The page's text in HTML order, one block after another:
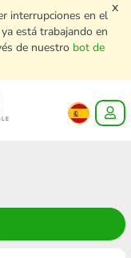
interrupciones en el
está trabajando en
de nuestro bot de
x